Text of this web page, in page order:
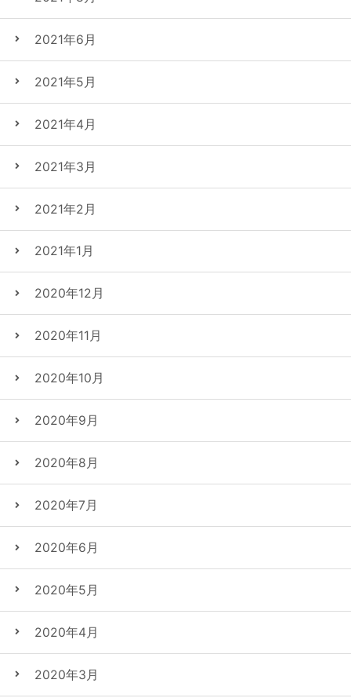
2021年6月
2021年5月
2021年4月
2021年3月
2021年2月
2021年1月
2020年12月
2020年11月
2020年10月
2020年9月
2020年8月
2020年7月
2020年6月
2020年5月
2020年4月
2020年3月